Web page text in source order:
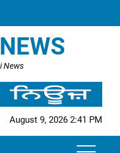
News
August 9, 2026 2:41 PM